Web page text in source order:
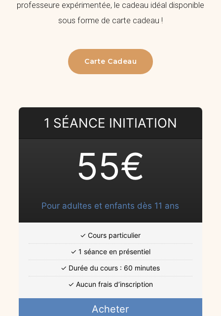
professeure expérimentée, le cadeau idéal disponible
sous forme de carte cadeau !
Carte Cadeau
1 SÉANCE INITIATION
55€
Pour adultes et enfants dès 11 ans
✓ Cours particulier
✓ 1 séance en présentiel
✓ Durée du cours : 60 minutes
✓ Aucun frais d’inscription
Acheter